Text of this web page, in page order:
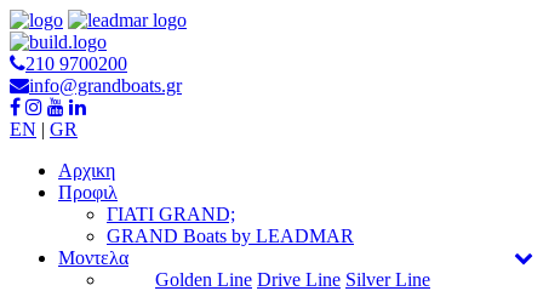
210 9700200
info@grandboats.gr
EN | GR
Αρχικη
Προφιλ
ΓΙΑΤΙ GRAND;
GRAND Boats by LEADMAR
Μοντελα
Golden Line Drive Line Silver Line